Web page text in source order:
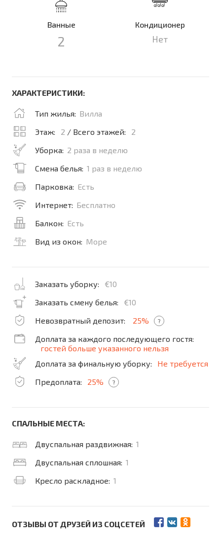
Ванные
2
Кондиционер
Нет
ХАРАКТЕРИСТИКИ:
Тип жилья: Вилла
Этаж:
2 / Всего этажей:
2
Уборка: 2 раза в неделю
Смена белья: 1 раз в неделю
Парковка: Есть
Интернет: Бесплатно
Балкон: Есть
Вид из окон: Море
Заказать уборку:
€10
Заказать смену белья:
€10
Невозвратный депозит:
25% ?
Доплата за каждого последующего гостя:
гостей больше указанного нельзя
Доплата за финальную уборку:
Не требуется
Предоплата:
25% ?
СПАЛЬНЫЕ МЕСТА:
Двуспальная раздвижная: 1
Двуспальная сплошная: 1
Кресло раскладное: 1
ОТЗЫВЫ ОТ ДРУЗЕЙ ИЗ СОЦСЕТЕЙ